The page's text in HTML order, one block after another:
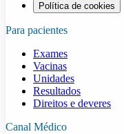
Política de cookies
Para pacientes
Exames
Vacinas
Unidades
Resultados
Direitos e deveres
Canal Médico